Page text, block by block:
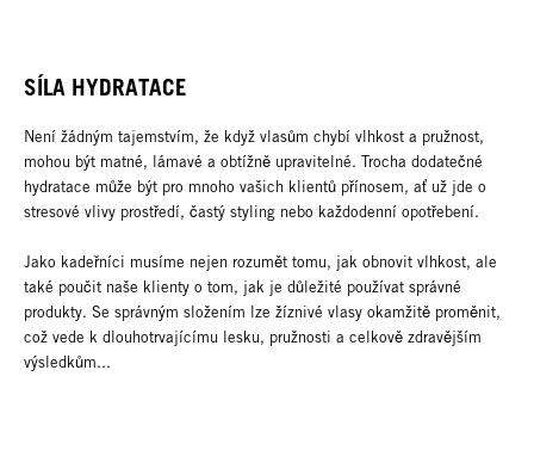
SÍLA HYDRATACE
Není žádným tajemstvím, že když vlasům chybí vlhkost a pružnost,
mohou být matné, lámavé a obtížně upravitelné. Trocha dodatečné
hydratace může být pro mnoho vašich klientů přínosem, ať už jde o
stresové vlivy prostředí, častý styling nebo každodenní opotřebení.
Jako kadeřníci musíme nejen rozumět tomu, jak obnovit vlhkost, ale
také poučit naše klienty o tom, jak je důležité používat správné
produkty. Se správným složením lze žíznivé vlasy okamžitě proměnit,
což vede k dlouhotrvajícímu lesku, pružnosti a celkově zdravějším
výsledkům...